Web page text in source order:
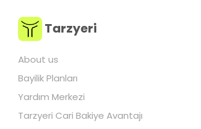
Tarzyeri
About us
Bayilik Planları
Yardım Merkezi
Tarzyeri Cari Bakiye Avantajı